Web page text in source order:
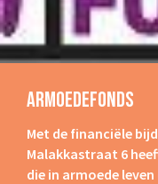
Armoedefonds
Met de financiële
Malakkastraat 6
die in armoede